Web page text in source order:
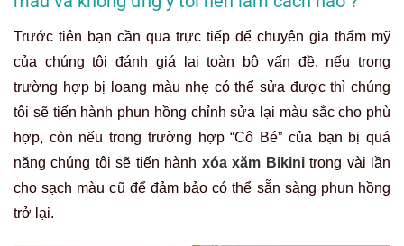
Trước tiên bạn cần qua trực tiếp để chuyên gia thẩm mỹ
của chúng tôi đánh giá lại toàn bộ vấn đề, nếu trong
trường hợp bị loang màu nhẹ có thể sửa được thì chúng
tôi sẽ tiến hành phun hồng chỉnh sửa lại màu sắc cho phù
hợp, còn nếu trong trường hợp “Cô Bé” của bạn bị quá
nặng chúng tôi sẽ tiến hành xóa xăm Bikinitrong vài lần
cho sạch màu cũ để đảm bảo có thể sẵn sàng phun hồng
trở lại.